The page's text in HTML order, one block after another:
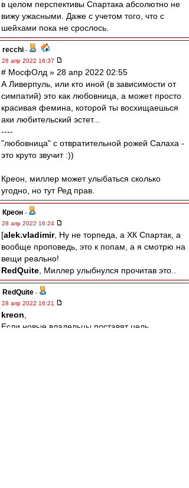
в целом перспективы Спартака абсолютно не
вижу ужасными. Даже с учетом того, что с
шейхами пока не срослось.
recchi -
28 апр 2022 16:37
# МосфОлд » 28 апр 2022 02:55
А Ливерпуль, или кто иной (в зависимости от
симпатий) это как любовница, а может просто
красивая фемина, которой ты восхищаешься
аки любительский эстет...
----
"любовница" с отвратительной рожей Салаха -
это круто звучит :))
Креон, миллер может улыбаться сколько
угодно, но тут Ред прав.
Креон -
28 апр 2022 16:24
[alek.vladimir, Ну не торпеда, а ХК Спартак, а
вообще проповедь, это к попам, а я смотрю на
вещи реально!
RedQuite , Миллер улыбнулся прочитав это..
RedQuite -
28 апр 2022 16:21
kreon
Если новые владельцы поставят цель